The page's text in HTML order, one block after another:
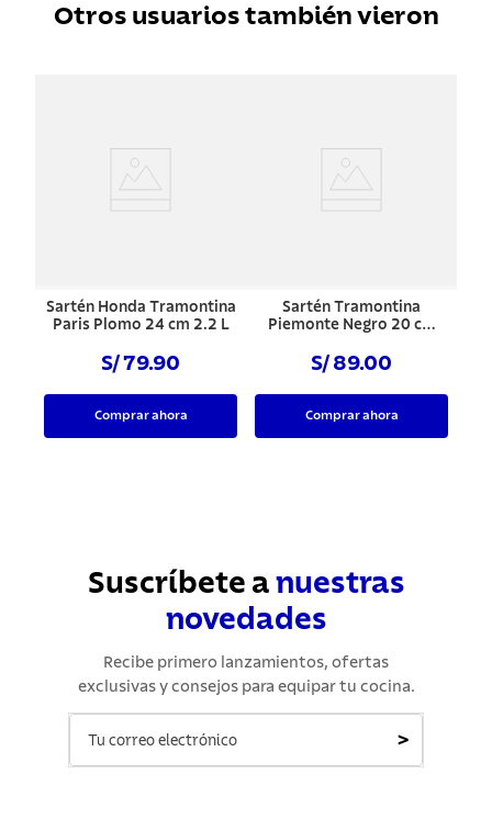
Otros usuarios también vieron
Sartén Honda Tramontina
Paris Plomo 24 cm 2.2 L
S/ 79.90
Comprar ahora
Sartén Tramontina
Piemonte Negro 20 cm
S/ 89.00
Comprar ahora
Suscríbete a nuestras
novedades
Recibe primero lanzamientos, ofertas
exclusivas y consejos para equipar tu cocina.
>